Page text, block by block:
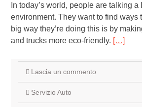
In today’s world, people are talking a
environment. They want to find ways
big way they’re doing this is by
and trucks more eco-friendly. […]
Lascia un commento
Servizio Auto